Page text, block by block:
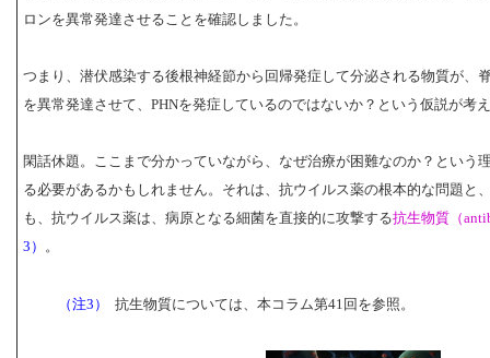
ロンを異常発達させることを確認しました。
つまり、潜伏感染する後根神経節から回帰発症して分泌される物質が、
を異常発達させて、PHNを発症しているのではないか？という仮説が考
閑話休題。ここまで分かっていながら、なぜ治療が困難なのか？という
る必要があるかもしれません。それは、抗ウイルス薬の根本的な問題と
も、抗ウイルス薬は、病原となる細菌を直接的に攻撃する抗生物質（
3）
。
（注3） 抗生物質については、本コラム第41回を参照。